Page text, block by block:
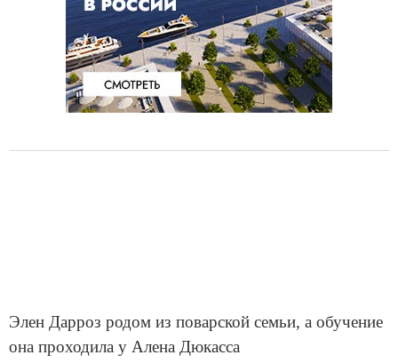
Элен Дарроз родом из поварской семьи, а обучение
она проходила у Алена Дюкасса